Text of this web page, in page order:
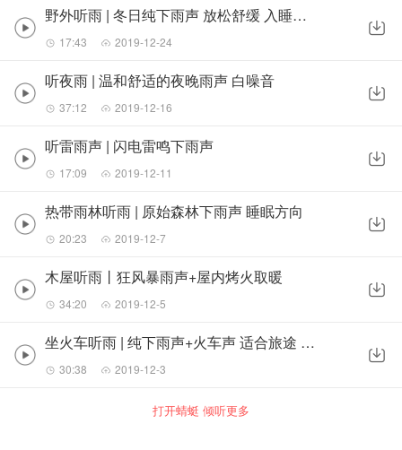
野外听雨 | 冬日纯下雨声 放松舒缓 入睡方向
17:43 2019-12-24
听夜雨 | 温和舒适的夜晚雨声 白噪音
37:12 2019-12-16
听雷雨声 | 闪电雷鸣下雨声
17:09 2019-12-11
热带雨林听雨 | 原始森林下雨声 睡眠方向
20:23 2019-12-7
木屋听雨丨狂风暴雨声+屋内烤火取暖
34:20 2019-12-5
坐火车听雨 | 纯下雨声+火车声 适合旅途 归家
30:38 2019-12-3
打开蜻蜓 倾听更多